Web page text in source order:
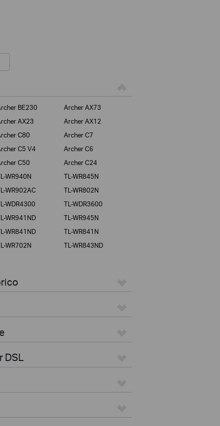
BE230
Archer AX73
AX23
Archer AX12
C80
Archer C7
C5 V4
Archer C6
C50
Archer C24
WR940N
TL-WR845N
WR902AC
TL-WR802N
WDR4300
TL-WDR3600
WR941ND
TL-WR945N
WR841ND
TL-WR841N
WR702N
TL-WR843ND
DSL